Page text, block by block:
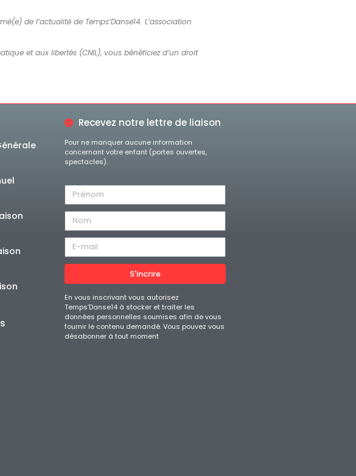
de l’actualité de Temps’Danse14. L’association
et aux libertés (CNIL), vous bénéficiez d’un droit
Recevez notre lettre de liaison
Pour ne manquer aucune information
concernant votre enfant (portes ouvertes,
spectacles).
S'incrire
En vous inscrivant vous autorisez
Temps’Danse14 à stocker et traiter les
données personnelles soumises afin de vous
fournir le contenu demandé. Vous pouvez vous
désabonner à tout moment